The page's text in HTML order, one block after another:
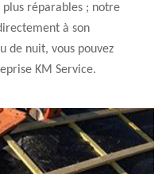
réparables ; notre
à son
de nuit, vous pouvez
KM Service.